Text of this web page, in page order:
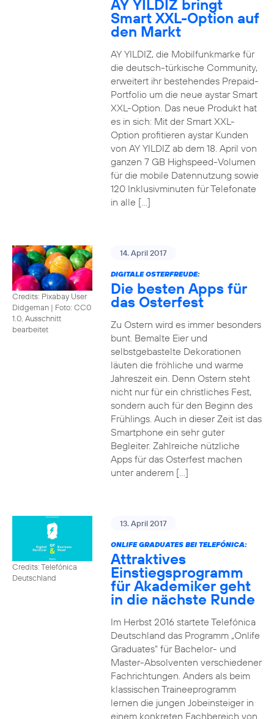
AY YILDIZ bringt
Smart XXL-Option auf
den Markt
AY YILDIZ, die Mobilfunkmarke für
die deutsch-türkische Community,
erweitert ihr bestehendes Prepaid-
Portfolio um die neue aystar Smart
XXL-Option. Das neue Produkt hat
es in sich: Mit der Smart XXL-
Option profitieren aystar Kunden
von AY YILDIZ ab dem 18. April von
ganzen 7 GB Highspeed-Volumen
für die mobile Datennutzung sowie
120 Inklusivminuten für Telefonate
in alle […]
Credits: Pixabay User
Didgeman | Foto: CC0
1.0, Ausschnitt
bearbeitet
14. April 2017
DIGITALE OSTERFREUDE:
Die besten Apps für
das Osterfest
Zu Ostern wird es immer besonders
bunt. Bemalte Eier und
selbstgebastelte Dekorationen
läuten die fröhliche und warme
Jahreszeit ein. Denn Ostern steht
nicht nur für ein christliches Fest,
sondern auch für den Beginn des
Frühlings. Auch in dieser Zeit ist das
Smartphone ein sehr guter
Begleiter. Zahlreiche nützliche
Apps für das Osterfest machen
unter anderem […]
Credits: Telefónica
Deutschland
13. April 2017
ONLIFE GRADUATES BEI TELEFÓNICA:
Attraktives
Einstiegsprogramm
für Akademiker geht
in die nächste Runde
Im Herbst 2016 startete Telefónica
Deutschland das Programm „Onlife
Graduates“ für Bachelor- und
Master-Absolventen verschiedener
Fachrichtungen. Anders als beim
klassischen Traineeprogramm
lernen die jungen Jobeinsteiger in
einem konkreten Fachbereich von